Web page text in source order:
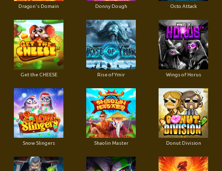
Dragon's Domain Donny Dough Octo Attack
Get the CHEESE Rise of Ymir Wings of Horus
Snow Slingers Shaolin Master Donut Division